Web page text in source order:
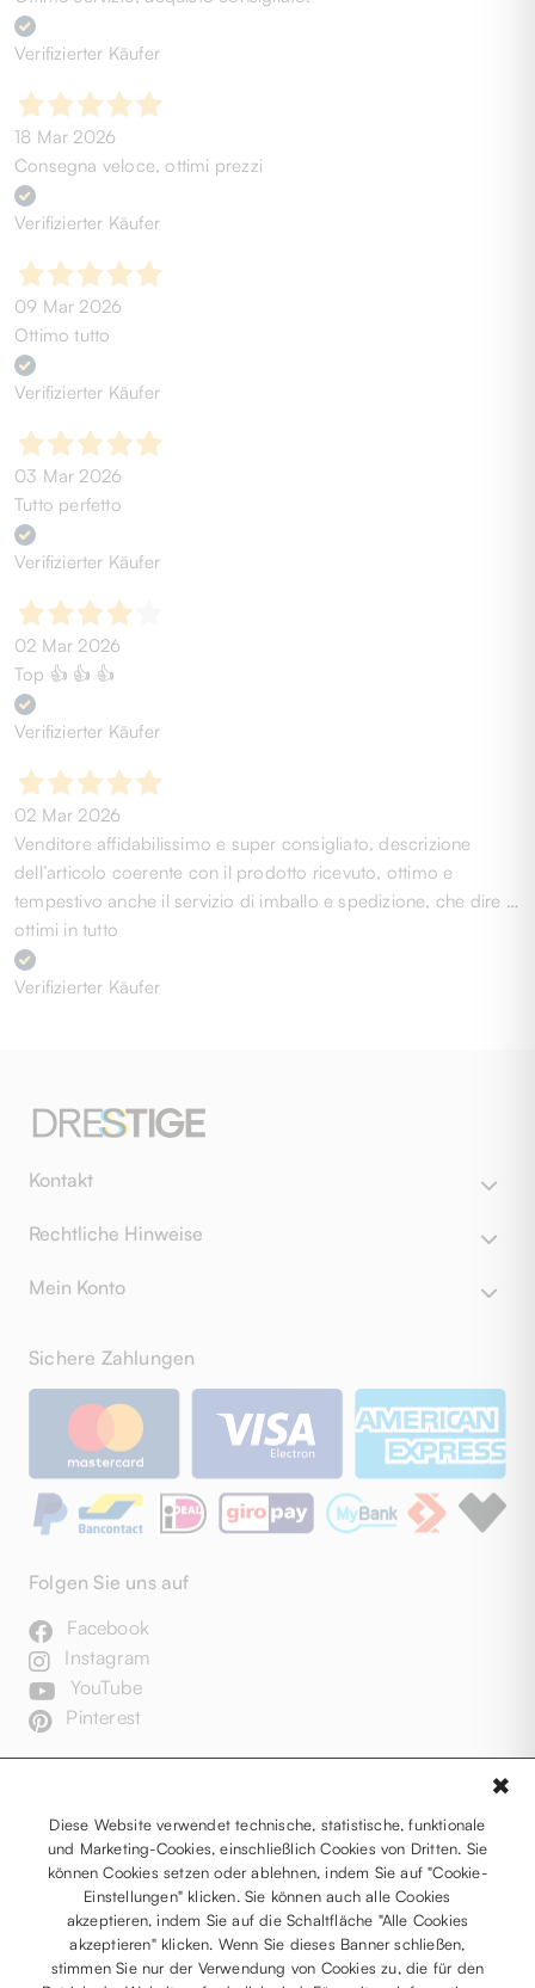
Verifizierter Käufer
18 Mar 2026
Consegna veloce, ottimi prezzi
Verifizierter Käufer
09 Mar 2026
Ottimo tutto
Verifizierter Käufer
03 Mar 2026
Tutto perfetto
Verifizierter Käufer
02 Mar 2026
Top 👍 👍 👍
Verifizierter Käufer
02 Mar 2026
Venditore affidabilissimo e super consigliato, descrizione
dell’articolo coerente con il prodotto ricevuto, ottimo e
tempestivo anche il servizio di imballo e spedizione, che dire …
ottimi in tutto
Verifizierter Käufer
Kontakt
Rechtliche Hinweise
Mein Konto
Sichere Zahlungen
Folgen Sie uns auf
Facebook
Instagram
YouTube
Pinterest
Diese Website verwendet technische, statistische, funktionale
und Marketing-Cookies, einschließlich Cookies von Dritten. Sie
können Cookies setzen oder ablehnen, indem Sie auf "Cookie-
Einstellungen" klicken. Sie können auch alle Cookies
akzeptieren, indem Sie auf die Schaltfläche "Alle Cookies
akzeptieren" klicken. Wenn Sie dieses Banner schließen,
stimmen Sie nur der Verwendung von Cookies zu, die für den
✖